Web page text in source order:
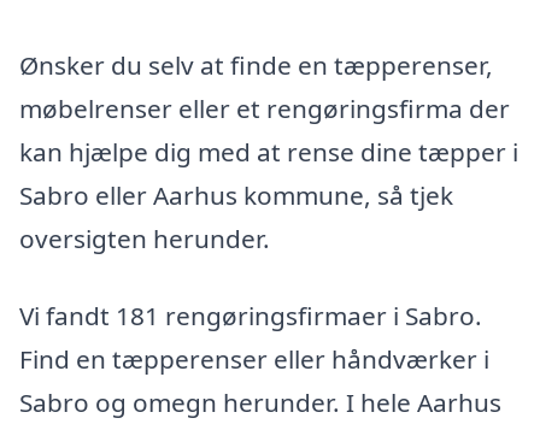
Ønsker du selv at finde en tæpperenser,
møbelrenser eller et rengøringsfirma der
kan hjælpe dig med at rense dine tæpper i
Sabro eller Aarhus kommune, så tjek
oversigten herunder.
Vi fandt 181 rengøringsfirmaer i Sabro.
Find en tæpperenser eller håndværker i
Sabro og omegn herunder. I hele Aarhus